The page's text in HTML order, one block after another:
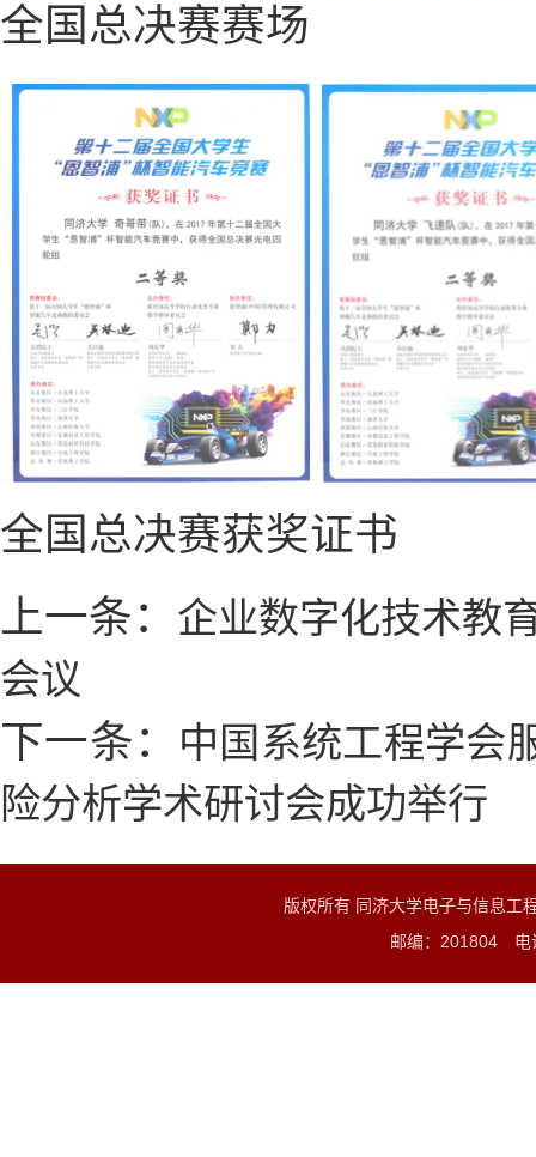
全国总决赛赛场
全国总决赛获奖证书
上一条： 企业数字化技术教
会议
下一条：
中国系统工程学会
险分析学术研讨会成功举行
版权所有 同济大学电子与信息
邮编：201804